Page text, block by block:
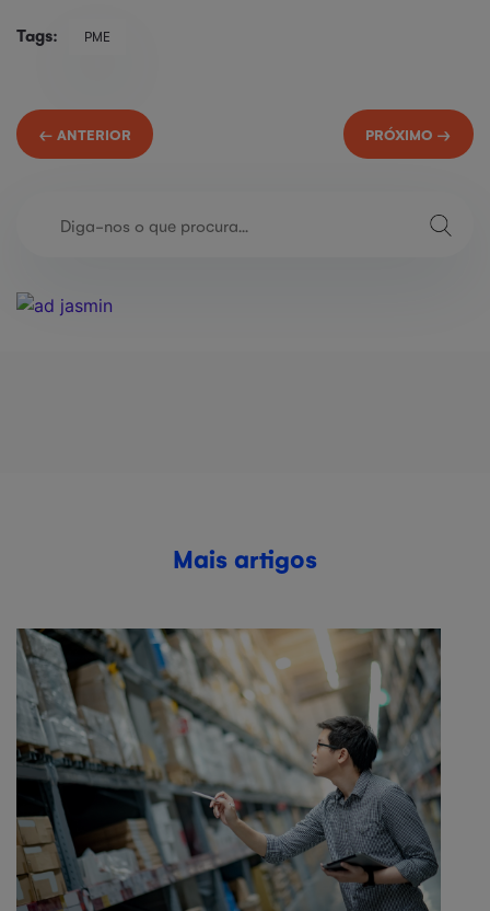
Tags: PME
← ANTERIOR PRÓXIMO →
Mais artigos